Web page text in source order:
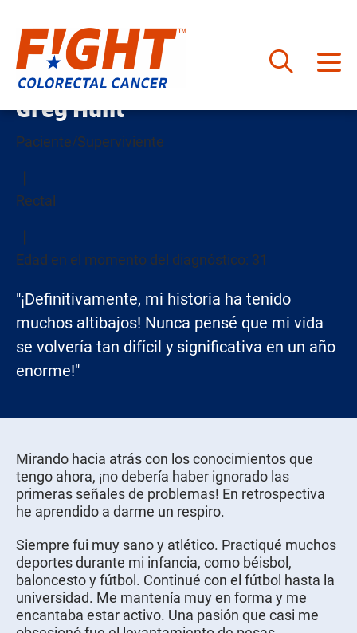
Saltar
al Greg Hunt
Paciente/Superviviente
Rectal
Edad en el momento del diagnóstico: 31
"¡Definitivamente, mi historia ha tenido
muchos altibajos! Nunca pensé que mi vida
se volvería tan difícil y significativa en un año
enorme!"
Mirando hacia atrás con los conocimientos que
tengo ahora, ¡no debería haber ignorado las
primeras señales de problemas! En retrospectiva
he aprendido a darme un respiro.
Siempre fui muy sano y atlético. Practiqué muchos
deportes durante mi infancia, como béisbol,
baloncesto y fútbol. Continué con el fútbol hasta la
universidad. Me mantenía muy en forma y me
encantaba estar activo. Una pasión que casi me